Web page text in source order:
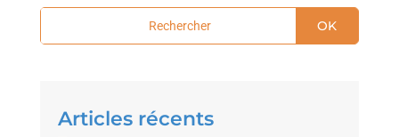
OK
Articles récents